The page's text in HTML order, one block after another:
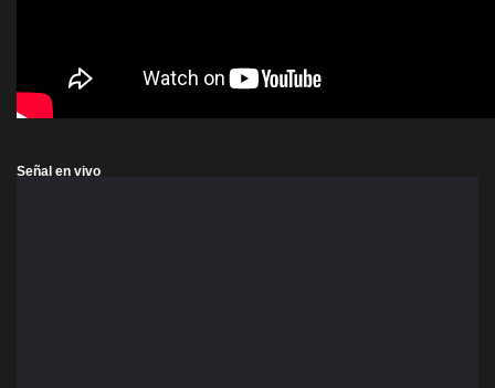
Señal en vivo